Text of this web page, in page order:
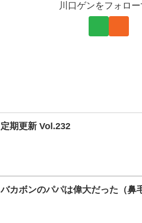
川口ゲンをフォロー
定期更新 Vol.232
バカボンのパパは偉大だった（鼻